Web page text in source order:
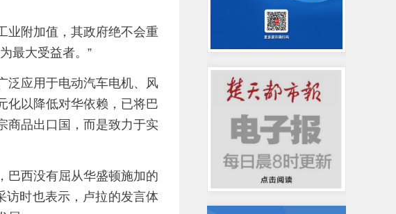
业附加值，其政府绝不会重
最大受益者。”
泛应用于电动汽车电机、风
化以降低对华依赖，已将巴
商品出口国，而是致力于实
巴西没有屈从华盛顿施加的
访时也表示，卢拉的发言体